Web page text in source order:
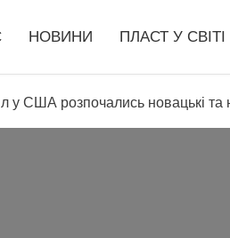
НОВИНИ ПЛАСТ У СВІТІ
у США розпочались новацькі та